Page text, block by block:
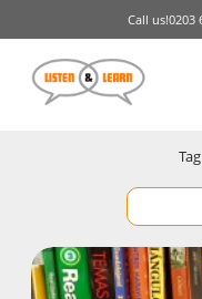
Call us!0203